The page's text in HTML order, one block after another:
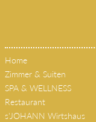
Home
Zimmer & Suiten
SPA & WELLNESS
Restaurant
s'JOHANN Wirtshaus